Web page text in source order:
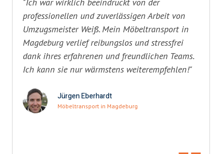
professionellen und zuverlässigen Arbeit von
Umzugsmeister Weiß. Mein Möbeltransport in
Magdeburg verlief reibungslos und stressfrei
dank ihres erfahrenen und freundlichen Teams.
Ich kann sie nur wärmstens weiterempfehlen!"
Jürgen Eberhardt
Möbeltransport in Magdeburg